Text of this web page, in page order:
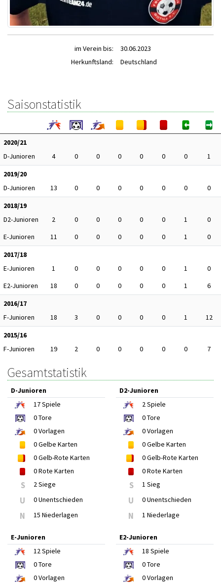
im Verein bis:
30.06.2023
Herkunftsland:
Deutschland
Saisonstatistik
2020/21
D-Junioren
4 0 0 0 0 0 0
1
2019/20
D-Junioren
13 0 0 0 0 0 0
0
2018/19
D2-Junioren
2 0 0 0 0 0 1
0
E-Junioren
11 0 0 0 0 0 1
0
2017/18
E-Junioren
1 0 0 0 0 0 1
0
E2-Junioren
18 0 0 0 0 0 1
6
2016/17
F-Junioren
18 3 0 0 0 0 1
12
2015/16
F-Junioren
19 2 0 0 0 0 0 7
Gesamtstatistik
D-Junioren
17Spiele
0Tore
0Vorlagen
0Gelbe Karten
0Gelb-Rote Karten
0Rote Karten
S 2 Siege
U 0 Unentschieden
N 15 Niederlagen
D2-Junioren
2Spiele
0Tore
0Vorlagen
0Gelbe Karten
0Gelb-Rote Karten
0Rote Karten
S 1 Sieg
U 0 Unentschieden
N 1 Niederlage
E-Junioren
12Spiele
0Tore
0Vorlagen
E2-Junioren
18 Spiele
0Tore
0Vorlagen